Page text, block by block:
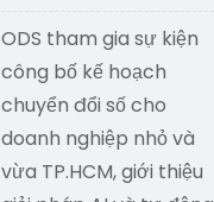
ODS tham gia sự kiện
công bố kế hoạch
chuyển đổi số cho
doanh nghiệp nhỏ và
vừa TP.HCM, giới thiệu